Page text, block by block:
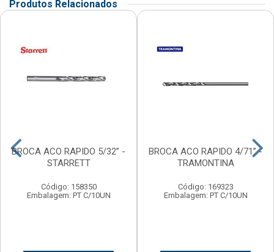
Produtos Relacionados
BROCA ACO RAPIDO 5/32” -
STARRETT
Código: 158350
Embalagem: PT C/10UN
BROCA ACO RAPIDO 4/71” -
TRAMONTINA
Código: 169323
Embalagem: PT C/10UN